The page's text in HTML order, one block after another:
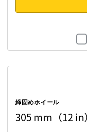
締固めホイール
305 mm（12 in